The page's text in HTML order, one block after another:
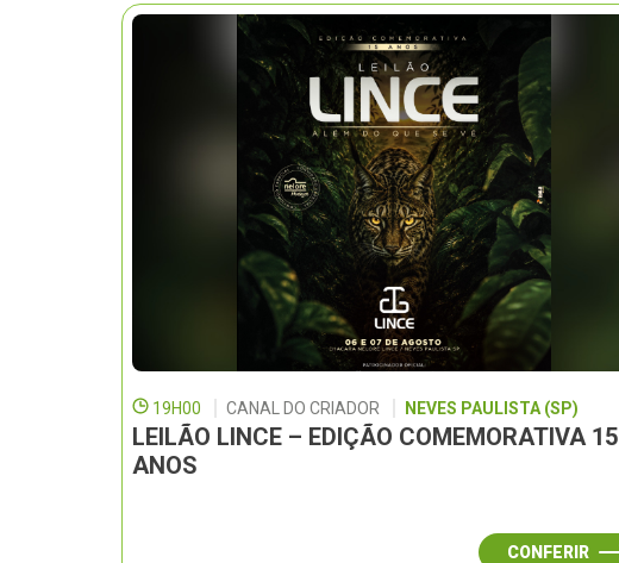
19H00 CANAL DO CRIADOR NEVES PAULISTA (SP)
LEILÃO LINCE – EDIÇÃO COMEMORATIVA 15
ANOS
CONFERIR